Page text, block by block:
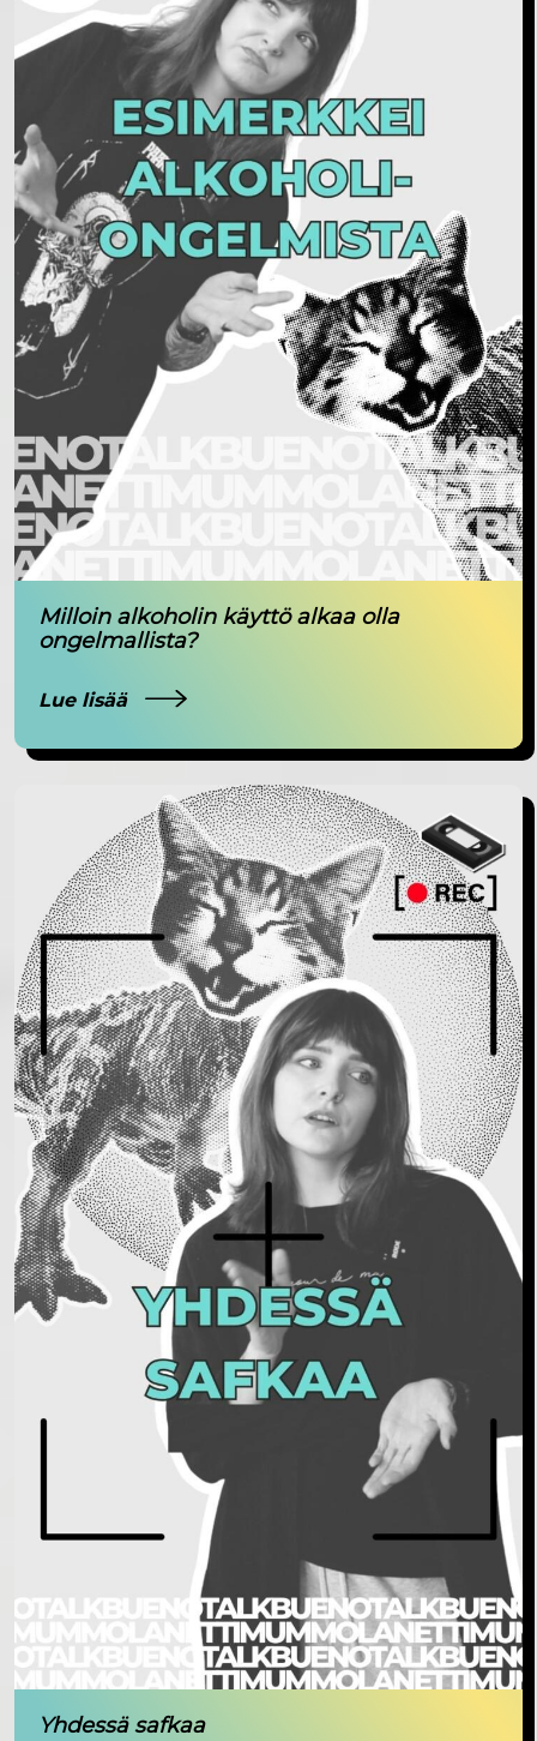
Milloin alkoholin käyttö alkaa olla
ongelmallista?
Lue lisää
Yhdessä safkaa